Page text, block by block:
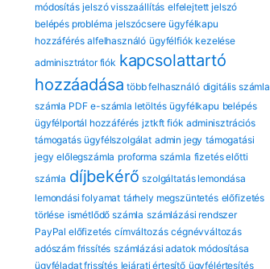
módosítás jelszó visszaállítás elfelejtett jelszó
belépés probléma jelszócsere ügyfélkapu
hozzáférés alfelhasználó ügyfélfiók kezelése
adminisztrátor fiók kapcsolattartó
hozzáadása több felhasználó digitális számla
számla PDF e-számla letöltés ügyfélkapu belépés
ügyfélportál hozzáférés jztkft fiók adminisztrációs
támogatás ügyfélszolgálat admin jegy támogatási
jegy előlegszámla proforma számla fizetés előtti
számla díjbekérő szolgáltatás lemondása
lemondási folyamat tárhely megszüntetés előfizetés
törlése ismétlődő számla számlázási rendszer
PayPal előfizetés címváltozás cégnévváltozás
adószám frissítés számlázási adatok módosítása
ügyféladat frissítés lejárati értesítő ügyfélértesítés